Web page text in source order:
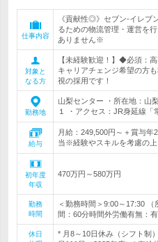
仕事内容
《貢献性◎》セブン‐イレブ
るための物流管理・運営を
ありません※
対象と
なる方
【未経験歓迎！】◆必須：
キャリアチェンジ希望の方
視の採用です！
勤務地
山梨センター ・所在地：山
１ ・アクセス：JR身延線「
給与
月給：249,500円～＋賞与
当※経験やスキルを考慮の
初年度
年収
470万円～580万円
勤務
時間
＜勤務時間＞9:00～17:30
間：60分時間外労働有無：
休日
* 月8～10日休み（シフト